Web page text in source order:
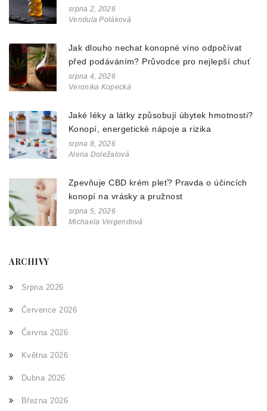
srpna 2, 2026
Vendula Poláková
Jak dlouho nechat konopné víno odpočívat
před podáváním? Průvodce pro nejlepší chuť
srpna 4, 2026
Veronika Kopecká
Jaké léky a látky způsobují úbytek hmotnosti?
Konopí, energetické nápoje a rizika
srpna 8, 2026
Alena Doležalová
Zpevňuje CBD krém pleť? Pravda o účincích
konopí na vrásky a pružnost
srpna 5, 2026
Michaela Veigendová
ARCHIVY
Srpna 2026
Července 2026
Června 2026
Května 2026
Dubna 2026
Března 2026